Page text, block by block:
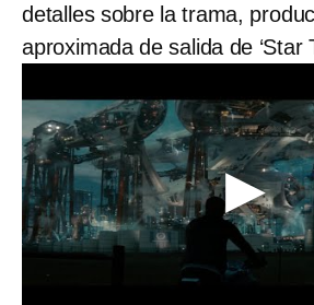
detalles sobre la trama,
aproximada de salida de ‘Star